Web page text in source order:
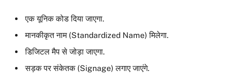
एक यूनिक कोड दिया जाएगा.
मानकीकृत नाम (Standardized Name) मिलेगा.
डिजिटल मैप से जोड़ा जाएगा.
सड़क पर संकेतक (Signage) लगाए जाएंगे.